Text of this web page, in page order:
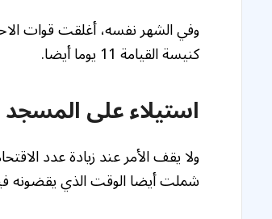
كنيسة القيامة 11 يوما أيضا.
استيلاء على المسجد
ولا يقف الأمر عند زيادة عدد
شملت أيضا الوقت الذي يقضونه